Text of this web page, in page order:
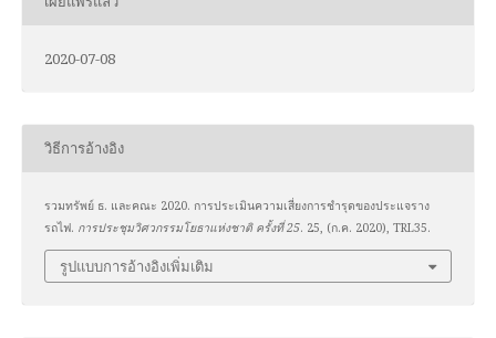
2020-07-08
วิธีการอ้างอิง
รวมทรัพย์ ธ. และคณะ 2020. การประเมินความเสี่ยงการชำรุดของประแจราง
รถไฟ. การประชุมวิศวกรรมโยธาแห่งชาติ ครั้งที่ 25. 25, (ก.ค. 2020), TRL35.
รูปแบบการอ้างอิงเพิ่มเติม